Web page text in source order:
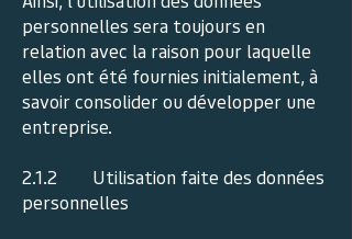
personnelles sera toujours en
relation avec la raison pour laquelle
elles ont été fournies initialement, à
savoir consolider ou développer une
entreprise.
2.1.2 Utilisation faite des données
personnelles